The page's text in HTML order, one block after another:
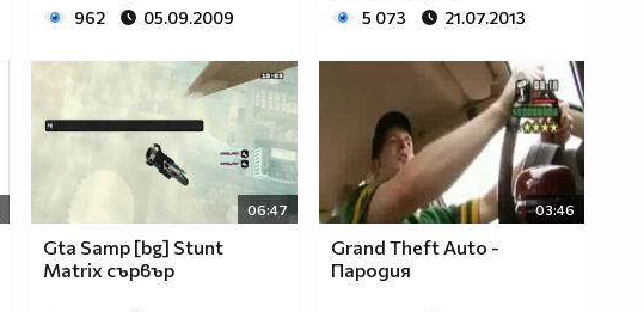
962 05.09.2009 5 073 21.07.2013
06:47
Gta Samp [bg] Stunt
Matrix сървър
03:46
Grand Theft Auto -
Пародия